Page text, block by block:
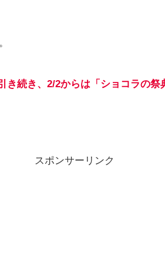
続き、2/2からは「ショコラの祭
スポンサーリンク